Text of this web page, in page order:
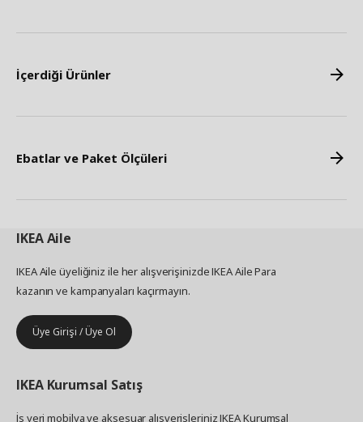
İçerdiği Ürünler
Ebatlar ve Paket Ölçüleri
IKEAAile
IKEA Aile üyeliğiniz ile her alışverişinizde IKEA Aile Para
kazanın ve kampanyaları kaçırmayın.
Üye Girişi / Üye Ol
IKEA Kurumsal Satış
İş yeri mobilya ve aksesuar alışverişleriniz IKEA Kurumsal